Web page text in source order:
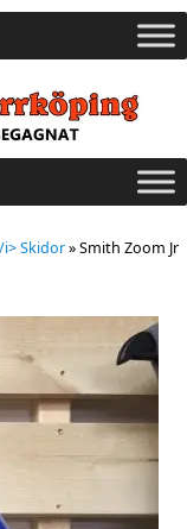
Skidor»Smith Zoom Jr